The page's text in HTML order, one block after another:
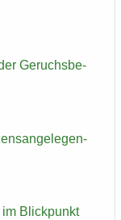
Ge­ruchs­be­
Blick­punkt